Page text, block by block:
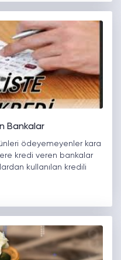
Bankalar
ödeyemeyenler kara
kredi veren bankalar
kullanılan kredili
kredi veren